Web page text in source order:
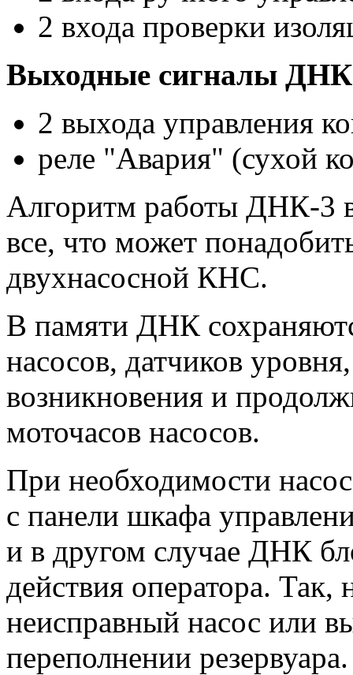
2 входа проверки
Выходные сигналы
2 выхода управления
реле "Авария" (сухой
Алгоритм работы ДНК-3
все, что может
двухнасосной КНС.
В памяти ДНК
насосов, датчиков
возникновения и
моточасов насосов.
При необходимости
с панели шкафа
и в другом случае ДНК
действия оператора.
неисправный насос или
переполнении резервуара.